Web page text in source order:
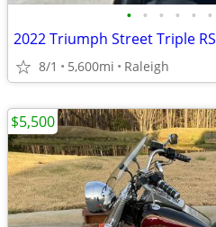
• • • • • •
2022 Triumph Street Triple RS
8/1 5,600mi Raleigh
$5,500